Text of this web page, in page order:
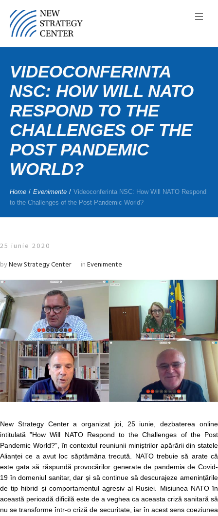
VIDEOCONFERINTA
NSC: HOW WILL NATO
RESPOND TO THE
CHALLENGES OF THE
POST PANDEMIC
WORLD?
Home / Evenimente / Videoconferinta NSC: How Will NATO Respond
to the Challenges of the Post Pandemic World?
25 iunie 2020
byNew Strategy Center inEvenimente
New Strategy Center a organizat joi, 25 iunie, dezbaterea online
intitulată ”How Will NATO Respond to the Challenges of the Post
Pandemic World?”, în contextul reuniunii miniștrilor apărării din statele
Alianței ce a avut loc săptămâna trecută. NATO trebuie să arate că
este gata să răspundă provocărilor generate de pandemia de Covid-
19 în domeniul sanitar, dar și să continue să descurajeze amenințările
de tip hibrid și comportamentul agresiv al Rusiei. Misiunea NATO în
această perioadă dificilă este de a veghea ca aceasta criză sanitară să
nu se transforme într-o criză de securitate, iar în acest sens coeziunea